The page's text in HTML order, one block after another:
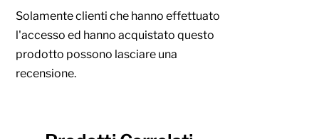
Solamente clienti che hanno effettuato
l'accesso ed hanno acquistato questo
prodotto possono lasciare una
recensione.